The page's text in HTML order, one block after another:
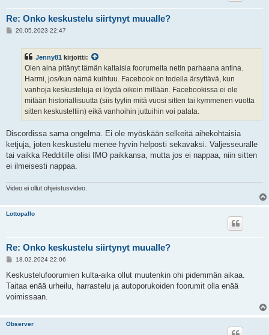
Re: Onko keskustelu siirtynyt muualle?
V20.05.2023 22:47
Jenny81 kirjoitti:
Olen aina pitänyt tämän kaltaisia foorumeita netin parhaana antina.
Harmi, jos/kun nämä kuihtuu. Facebook on todella ärsyttävä, kun
vanhoja keskusteluja ei löydä oikein millään. Facebookissa ei ole
mitään historiallisuutta (siis tyylin mitä vuosi sitten tai kymmenen vuotta
sitten keskusteltiin) eikä vanhoihin juttuihin voi palata.
Discordissa sama ongelma. Ei ole myöskään selkeitä aihekohtaisia
ketjuja, joten keskustelu menee hyvin helposti sekavaksi. Valjesseuralle
tai vaikka Redditille olisi IMO paikkansa, mutta jos ei nappaa, niin sitten
ei ilmeisesti nappaa.
Video ei ollut ohjeistusvideo.
Lottopallo
Re: Onko keskustelu siirtynyt muualle?
V
e
t
i
18.02.2024 22:06
Keskustelufoorumien kulta-aika ollut muutenkin ohi pidemmän aikaa.
Taitaa enää urheilu, harrastelu ja autoporukoiden foorumit olla enää
voimissaan.
Observer